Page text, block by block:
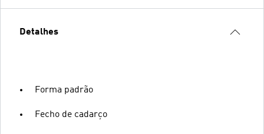
Detalhes
Forma padrão
Fecho de cadarço